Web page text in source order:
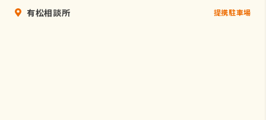
先は、次の通りです。
有松相談所 提携駐車場